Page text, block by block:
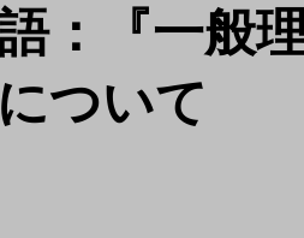
：『一般
ついて